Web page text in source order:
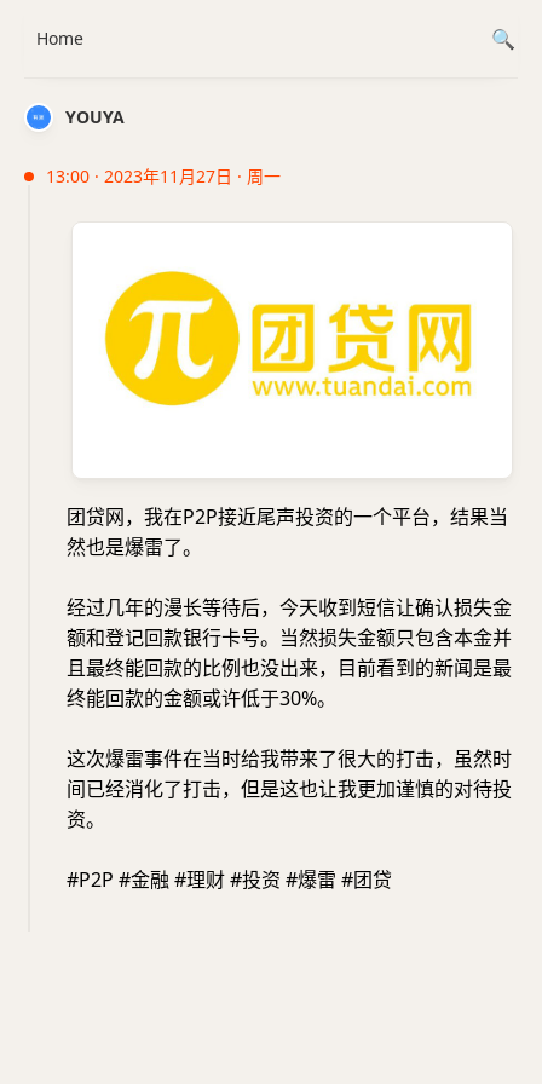
YOUYA
13:00 · 2023年11月27日 · 周一
团贷网，我在P2P接近尾声投资的一个平台，结果当
然也是爆雷了。
经过几年的漫长等待后，今天收到短信让确认损失金
额和登记回款银行卡号。当然损失金额只包含本金并
且最终能回款的比例也没出来，目前看到的新闻是最
终能回款的金额或许低于30%。
这次爆雷事件在当时给我带来了很大的打击，虽然时
间已经消化了打击，但是这也让我更加谨慎的对待投
资。
#P2P #金融 #理财 #投资 #爆雷 #团贷
Home